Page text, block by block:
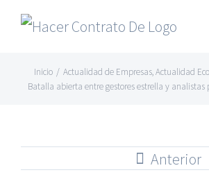
Skip
Inicio / Actualidad de Empresas,Actualidad
Batalla abierta entre gestores estrella y analistas
Anterior